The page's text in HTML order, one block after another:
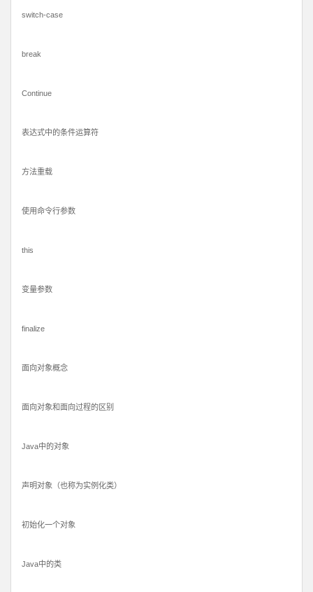
switch-case
break
Continue
表达式中的条件运算符
方法重载
使用命令行参数
this
变量参数
finalize
面向对象概念
面向对象和面向过程的区别
Java中的对象
声明对象（也称为实例化类）
初始化一个对象
Java中的类